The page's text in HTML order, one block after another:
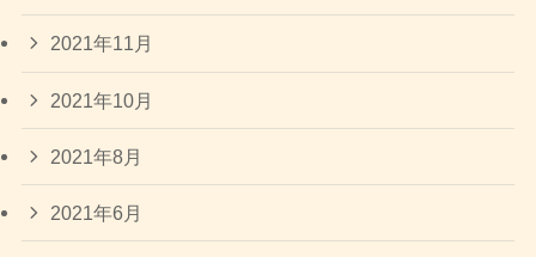
2021年11月
2021年10月
2021年8月
2021年6月